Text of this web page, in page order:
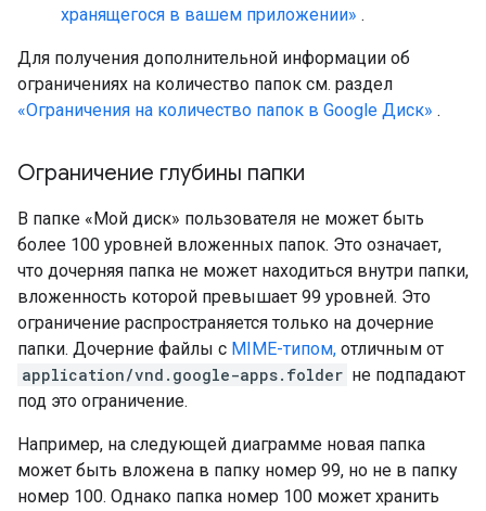
хранящегося в вашем приложении» .
Для получения дополнительной информации об
ограничениях на количество папок см. раздел
«Ограничения на количество папок в Google Диск» .
Ограничение глубины папки
В папке «Мой диск» пользователя не может быть
более 100 уровней вложенных папок. Это означает,
что дочерняя папка не может находиться внутри папки,
вложенность которой превышает 99 уровней. Это
ограничение распространяется только на дочерние
папки. Дочерние файлы с MIME-типом, отличным от
application/vnd.google-apps.folder не подпадают
под это ограничение.
Например, на следующей диаграмме новая папка
может быть вложена в папку номер 99, но не в папку
номер 100. Однако папка номер 100 может хранить